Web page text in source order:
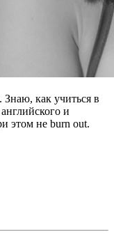
Знаю, как учиться в
и
этом не burn out.